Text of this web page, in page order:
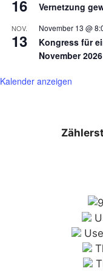
16 Vernetzung
NOV.
13
November 13 @
Kongress für
November 2026
Kalender anzeigen